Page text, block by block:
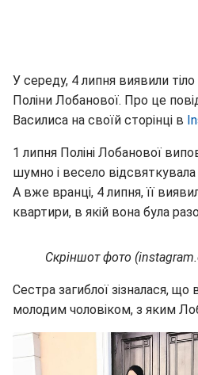
У середу, 4 липня виявили
Поліни Лобанової. Про це
Василиса на своїй сторінці в
1 липня Поліні Лобанової
шумно і весело
А вже вранці, 4 липня, її
квартири, в якій вона була
Скріншот фото
Сестра загиблої зізналася,
молодим чоловіком, з яким